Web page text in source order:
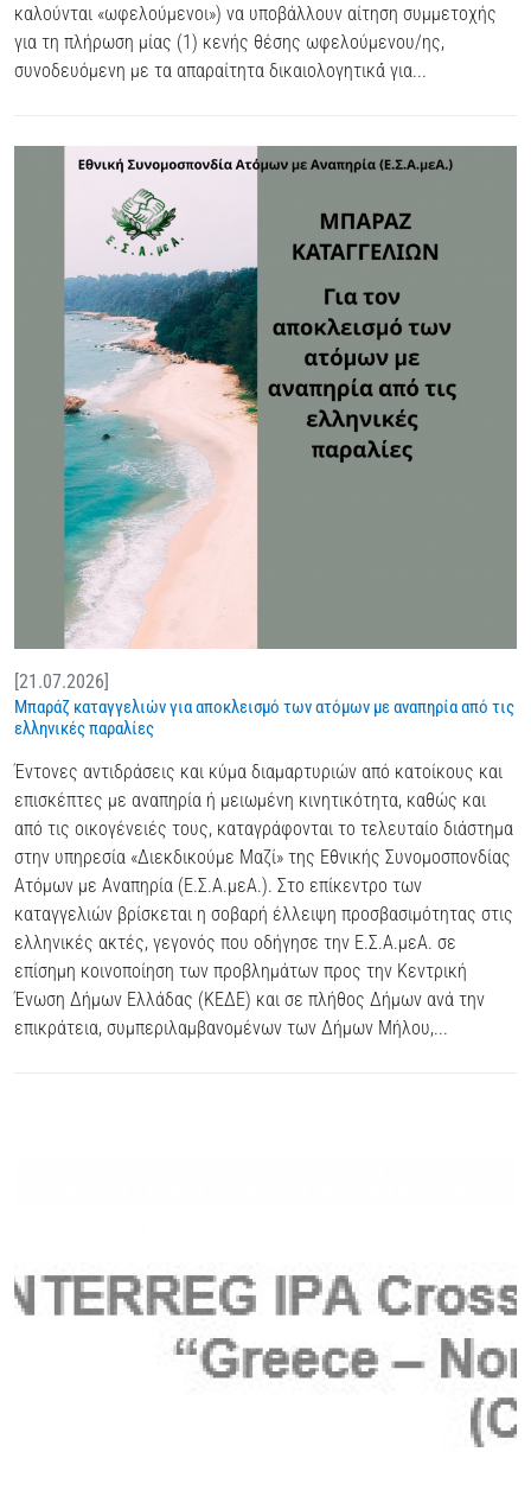
καλούνται «ωφελούμενοι») να υποβάλλουν αίτηση συμμετοχής
για τη πλήρωση μίας (1) κενής θέσης ωφελούμενου/ης,
συνοδευόμενη με τα απαραίτητα δικαιολογητικά́ για...
[21.07.2026]
Μπαράζ καταγγελιών για αποκλεισμό των ατόμων με αναπηρία από τις
ελληνικές παραλίες
Έντονες αντιδράσεις και κύμα διαμαρτυριών από κατοίκους και
επισκέπτες με αναπηρία ή μειωμένη κινητικότητα, καθώς και
από τις οικογένειές τους, καταγράφονται το τελευταίο διάστημα
στην υπηρεσία «Διεκδικούμε Μαζί» της Εθνικής Συνομοσπονδίας
Ατόμων με Αναπηρία (Ε.Σ.Α.μεΑ.). Στο επίκεντρο των
καταγγελιών βρίσκεται η σοβαρή έλλειψη προσβασιμότητας στις
ελληνικές ακτές, γεγονός που οδήγησε την Ε.Σ.Α.μεΑ. σε
επίσημη κοινοποίηση των προβλημάτων προς την Κεντρική
Ένωση Δήμων Ελλάδας (ΚΕΔΕ) και σε πλήθος Δήμων ανά την
επικράτεια, συμπεριλαμβανομένων των Δήμων Μήλου,...